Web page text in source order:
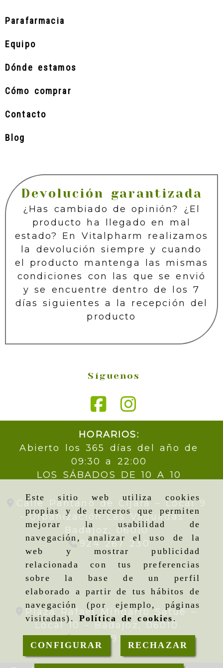
Este sitio web utiliza cookies
propias y de terceros que permiten
mejorar la usabilidad de
navegación, analizar el uso de la
web y mostrar publicidad
relacionada con tus preferencias
sobre la base de un perfil
elaborado a partir de tus hábitos de
navegación (por ejemplo, páginas
visitadas). Política de cookies .
CONFIGURAR RECHAZAR
Parafarmacia
Equipo
Dónde estamos
Cómo comprar
Contacto
Blog
Devolución garantizada
¿Has cambiado de opinión? ¿El
producto ha llegado en mal
estado? En Vitalpharm realizamos
la devolución siempre y cuando
el producto mantenga las mismas
condiciones con las que se envió
y se encuentre dentro de los 7
días siguientes a la recepción del
producto
Síguenos
HORARIOS:
Abierto los 365 días del año de
09:30 a 22:00
LOS SÁBADOS DE 10 A 10
Calle Pantano de Cijara – Local 9
- Urbanización Las Vaguadas -
Badajoz, 06010
924 267 230
Plaza Rafael Mingarro Satué –
Local 10 -Badajoz,06010
924 09 19 95